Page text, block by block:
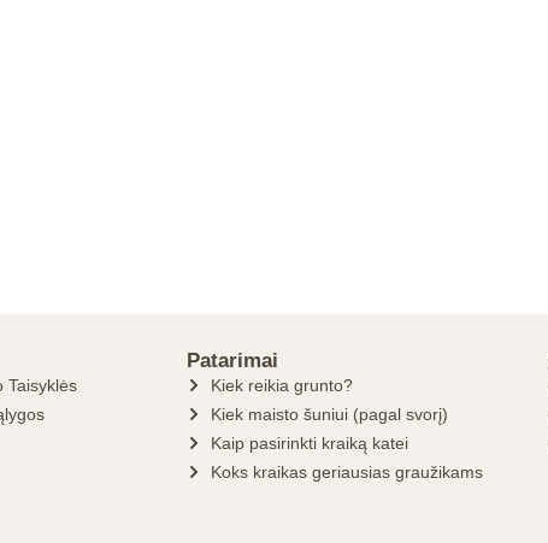
Taisyklės
Patarimai
Kiek reikia grunto?
Kiek maisto šuniui (pagal svorį)
Kaip pasirinkti kraiką katei
Koks kraikas geriausias graužikams